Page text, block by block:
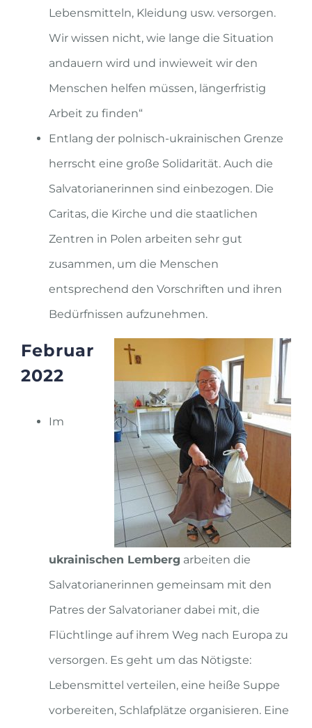
Lebensmitteln, Kleidung usw. versorgen.
Wir wissen nicht, wie lange die Situation
andauern wird und inwieweit wir den
Menschen helfen müssen, längerfristig
Arbeit zu finden“
Entlang der polnisch-ukrainischen Grenze
herrscht eine große Solidarität. Auch die
Salvatorianerinnen sind einbezogen. Die
Caritas, die Kirche und die staatlichen
Zentren in Polen arbeiten sehr gut
zusammen, um die Menschen
entsprechend den Vorschriften und ihren
Bedürfnissen aufzunehmen.
Februar
2022
Im
ukrainischen Lemberg arbeiten die
Salvatorianerinnen gemeinsam mit den
Patres der Salvatorianer dabei mit, die
Flüchtlinge auf ihrem Weg nach Europa zu
versorgen. Es geht um das Nötigste:
Lebensmittel verteilen, eine heiße Suppe
vorbereiten, Schlafplätze organisieren. Eine